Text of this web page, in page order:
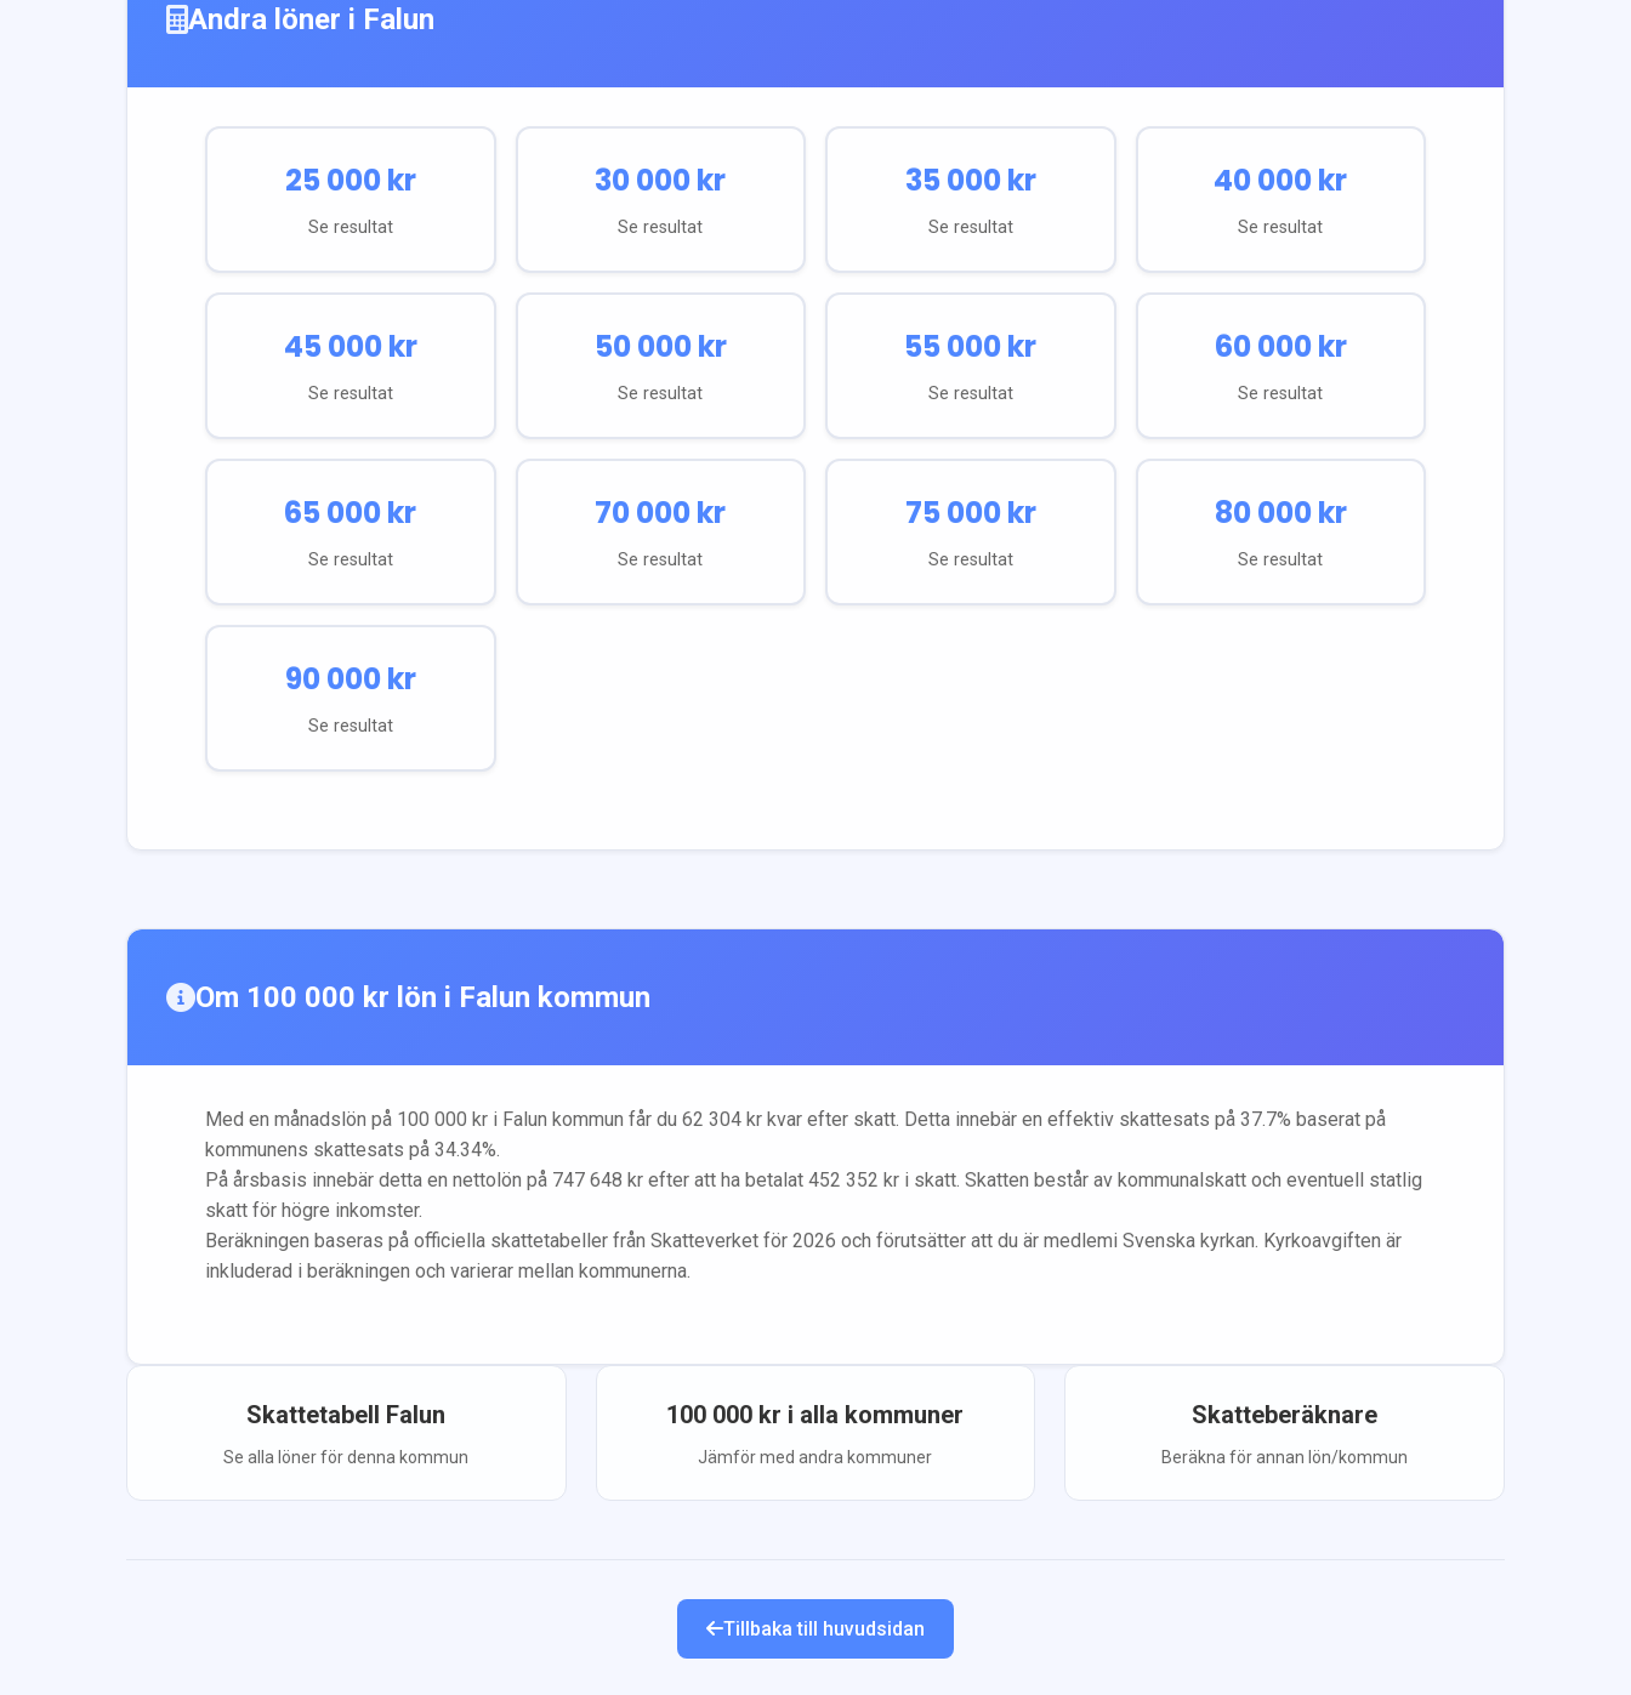
Andra löner i Falun
25 000kr
Se resultat
30 000kr
Se resultat
35 000kr
Se resultat
40 000kr
Se resultat
45 000kr
Se resultat
50 000kr
Se resultat
55 000kr
Se resultat
60 000kr
Se resultat
65 000kr
Se resultat
70 000kr
Se resultat
75 000kr
Se resultat
80 000kr
Se resultat
90 000kr
Se resultat
Om 100 000 kr lön i Falun kommun
Med en månadslön på 100 000 kr i Falun kommun får du 62 304 kr kvar efter skatt. Detta innebär en effektiv skattesats på 37.7% baserat på
kommunens skattesats på 34.34%.
På årsbasis innebär detta en nettolön på 747 648 kr efter att ha betalat 452 352 kr i skatt. Skatten består av kommunalskatt och eventuell statlig
skatt för högre inkomster.
Beräkningen baseras på officiella skattetabeller från Skatteverket för 2026 och förutsätter att du är medlemi Svenska kyrkan. Kyrkoavgiften är
inkluderad i beräkningen och varierar mellan kommunerna.
Skattetabell Falun
Se alla löner för denna kommun
100 000 kr i alla kommuner
Jämför med andra kommuner
Skatteberäknare
Beräkna för annan lön/kommun
Tillbaka till huvudsidan